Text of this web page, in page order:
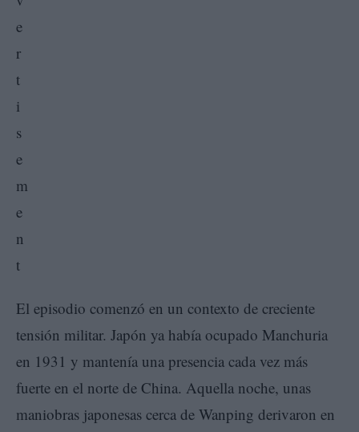
El episodio comenzó en un contexto de creciente
tensión militar. Japón ya había ocupado Manchuria
en 1931 y mantenía una presencia cada vez más
fuerte en el norte de China. Aquella noche, unas
maniobras japonesas cerca de Wanping derivaron en